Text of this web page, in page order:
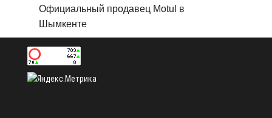
Официальный продавец Motul в
Шымкенте